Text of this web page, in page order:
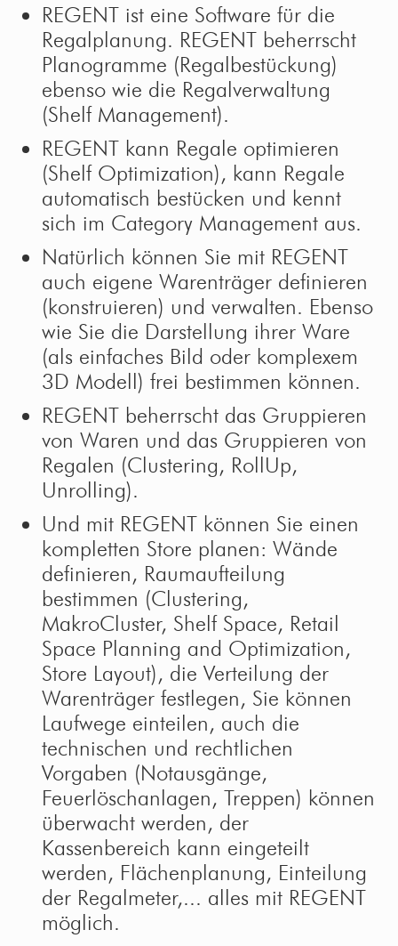
REGENT ist eine Software für die
Regalplanung. REGENT beherrscht
Planogramme (Regalbestückung)
ebenso wie die Regalverwaltung
(Shelf Management).
REGENT kann Regale optimieren
(Shelf Optimization), kann Regale
automatisch bestücken und kennt
sich im Category Management aus.
Natürlich können Sie mit REGENT
auch eigene Warenträger definieren
(konstruieren) und verwalten. Ebenso
wie Sie die Darstellung ihrer Ware
(als einfaches Bild oder komplexem
3D Modell) frei bestimmen können.
REGENT beherrscht das Gruppieren
von Waren und das Gruppieren von
Regalen (Clustering, RollUp,
Unrolling).
Und mit REGENT können Sie einen
kompletten Store planen: Wände
definieren, Raumaufteilung
bestimmen (Clustering,
MakroCluster, Shelf Space, Retail
Space Planning and Optimization,
Store Layout), die Verteilung der
Warenträger festlegen, Sie können
Laufwege einteilen, auch die
technischen und rechtlichen
Vorgaben (Notausgänge,
Feuerlöschanlagen, Treppen) können
überwacht werden, der
Kassenbereich kann eingeteilt
werden, Flächenplanung, Einteilung
der Regalmeter,... alles mit REGENT
möglich.